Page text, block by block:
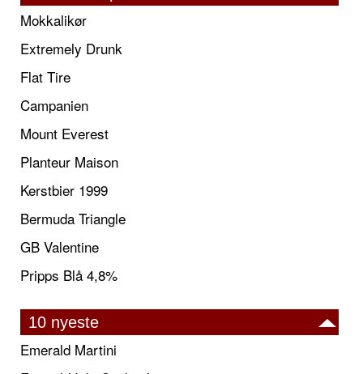
Mokkalikør
Extremely Drunk
Flat Tire
Campanien
Mount Everest
Planteur Maison
Kerstbier 1999
Bermuda Triangle
GB Valentine
Pripps Blå 4,8%
10 nyeste
Emerald Martini